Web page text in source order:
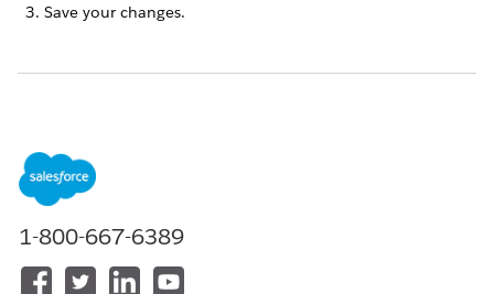
Save your changes.
1-800-667-6389